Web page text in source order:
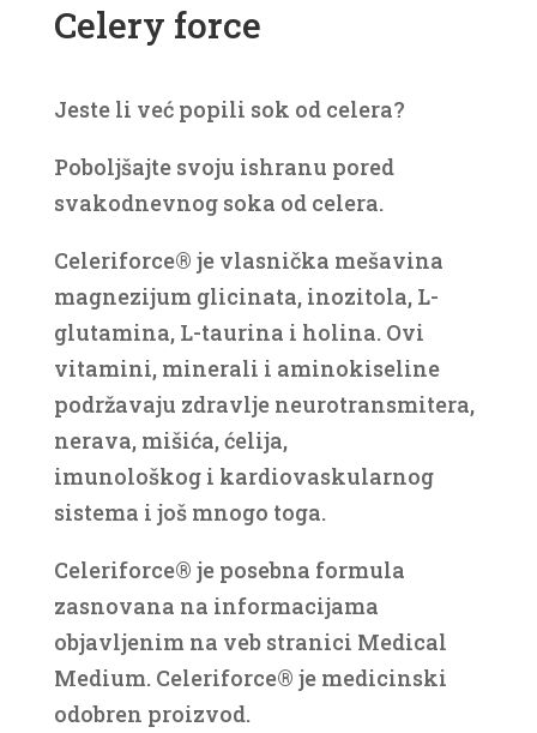
Celery force
Jeste li već popili sok od celera?
Poboljšajte svoju ishranu pored
svakodnevnog soka od celera.
Celeriforce® je vlasnička mešavina
magnezijum glicinata, inozitola, L-
glutamina, L-taurina i holina. Ovi
vitamini, minerali i aminokiseline
podržavaju zdravlje neurotransmitera,
nerava, mišića, ćelija,
imunološkog i kardiovaskularnog
sistema i još mnogo toga.
Celeriforce® je posebna formula
zasnovana na informacijama
objavljenim na veb stranici Medical
Medium. Celeriforce® je medicinski
odobren proizvod.